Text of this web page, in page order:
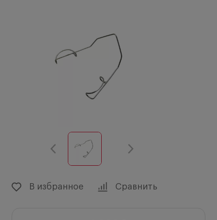
В избранное Сравнить